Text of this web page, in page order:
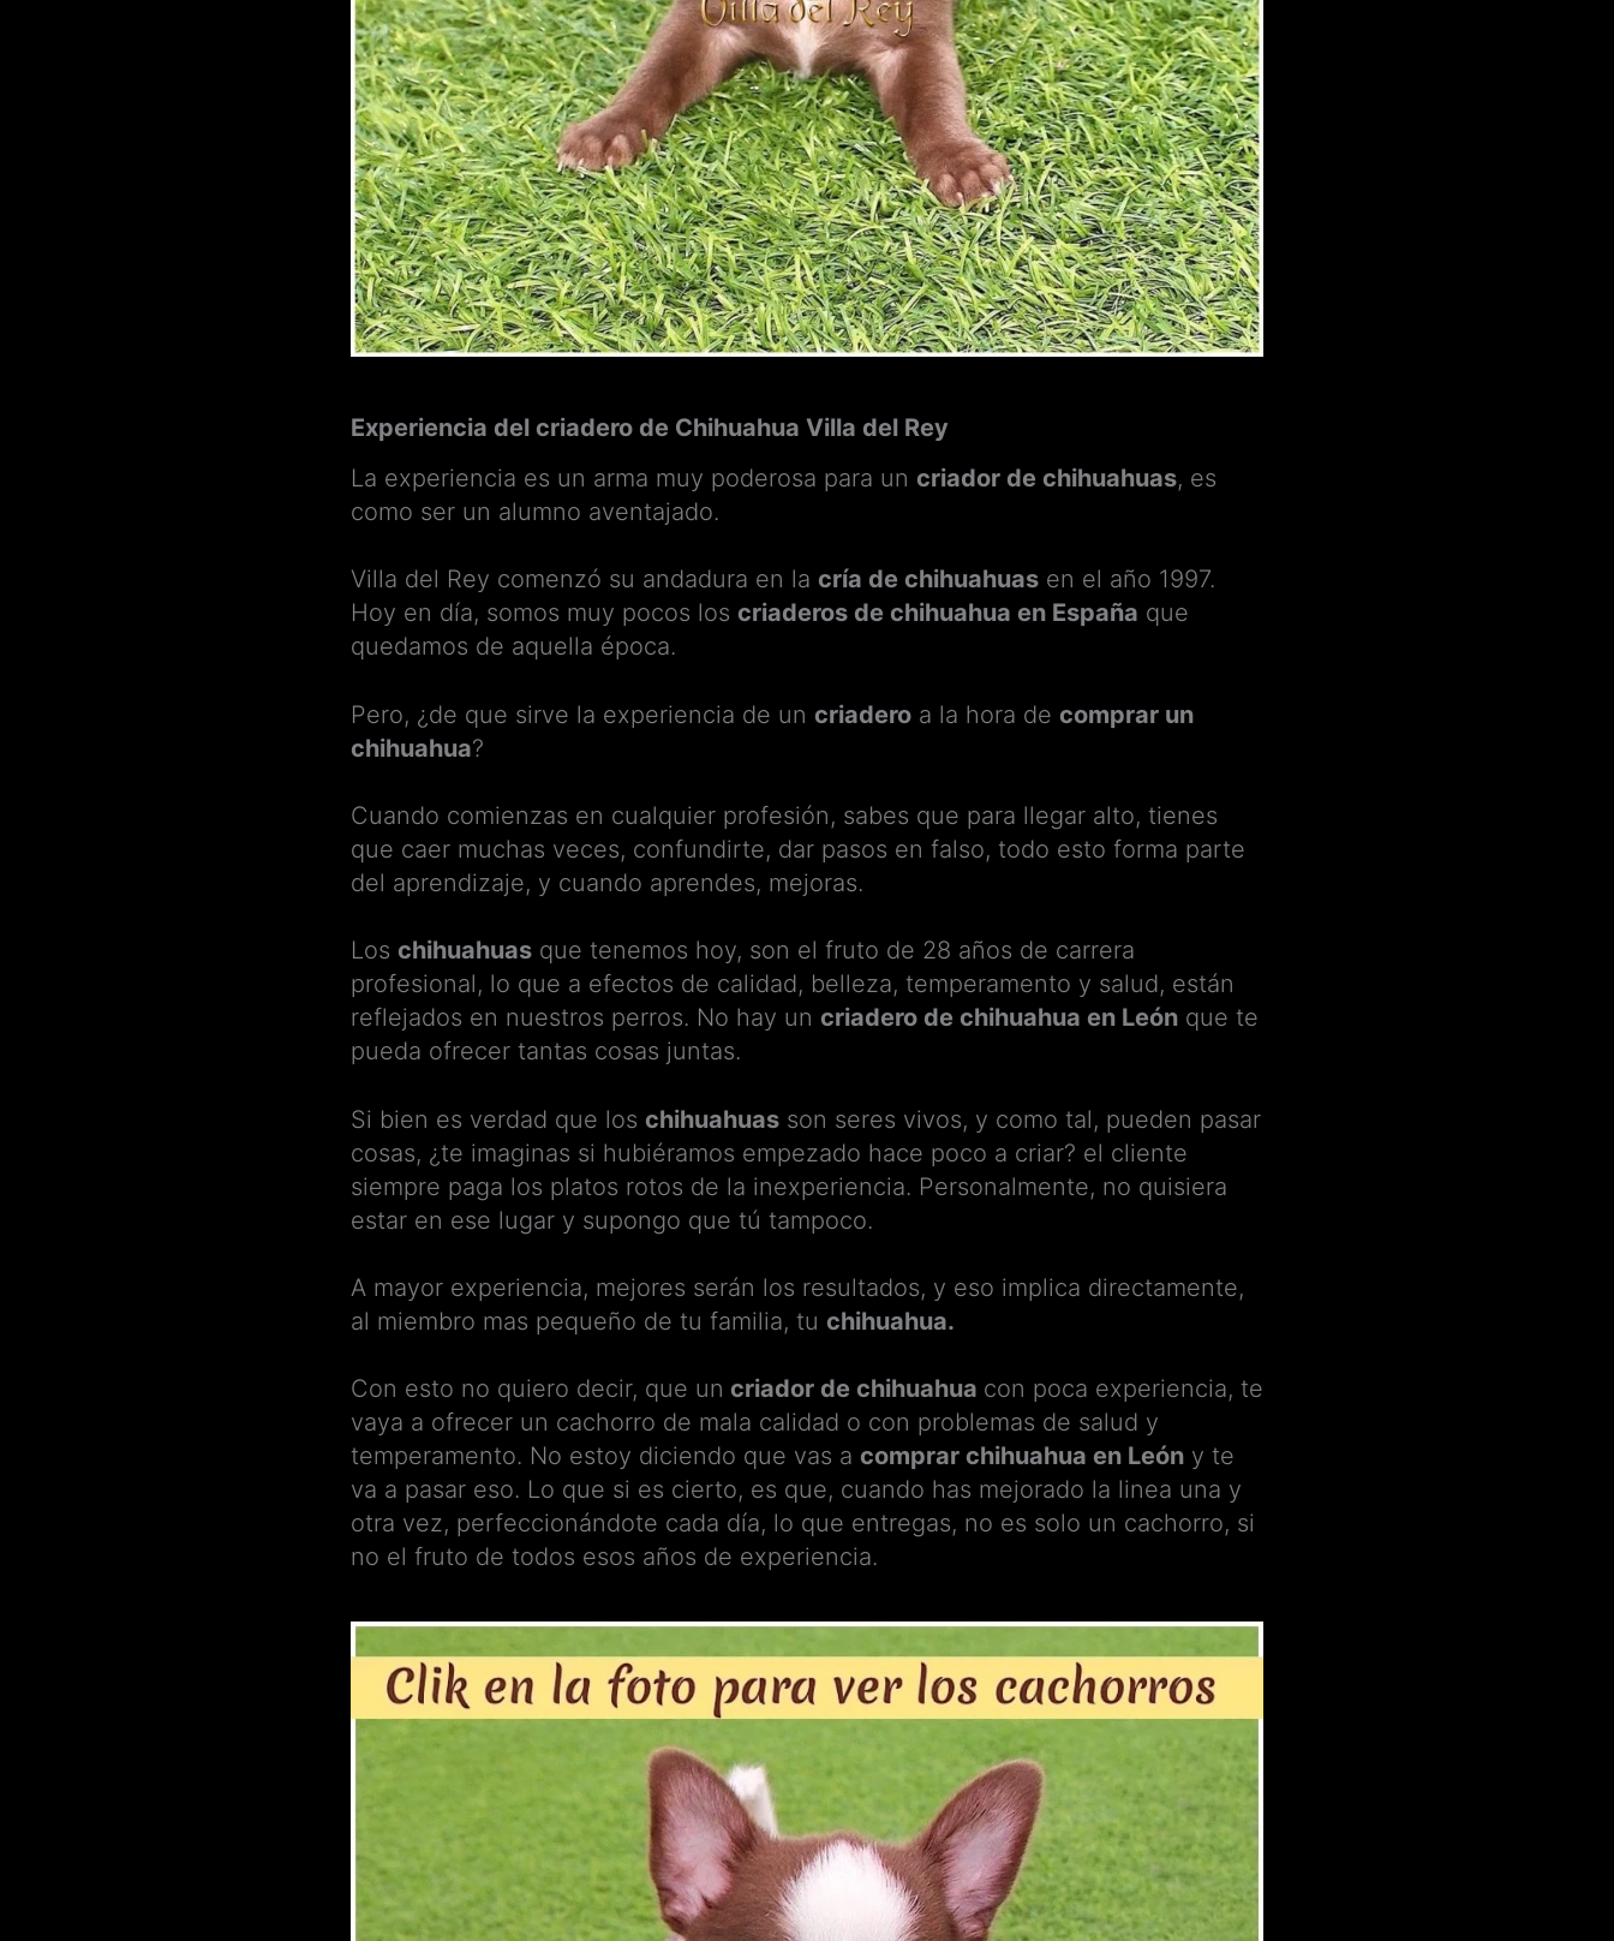
Experiencia del criadero de Chihuahua Villa del Rey
La experiencia es un arma muy poderosa para un criador de chihuahuas, es
como ser un alumno aventajado.
Villa del Rey comenzó su andadura en la cría de chihuahuas en el año 1997.
Hoy en día, somos muy pocos los criaderos de chihuahua en España que
quedamos de aquella época.
Pero, ¿de que sirve la experiencia de un criadero a la hora de comprar un
chihuahua?
Cuando comienzas en cualquier profesión, sabes que para llegar alto, tienes
que caer muchas veces, confundirte, dar pasos en falso, todo esto forma parte
del aprendizaje, y cuando aprendes, mejoras.
Los chihuahuas que tenemos hoy, son el fruto de 28 años de carrera
profesional, lo que a efectos de calidad, belleza, temperamento y salud, están
reflejados en nuestros perros. No hay un criadero de chihuahua en León que te
pueda ofrecer tantas cosas juntas.
Si bien es verdad que los chihuahuas son seres vivos, y como tal, pueden pasar
cosas, ¿te imaginas si hubiéramos empezado hace poco a criar? el cliente
siempre paga los platos rotos de la inexperiencia. Personalmente, no quisiera
estar en ese lugar y supongo que tú tampoco.
A mayor experiencia, mejores serán los resultados, y eso implica directamente,
al miembro mas pequeño de tu familia, tu chihuahua.
Con esto no quiero decir, que un criador de chihuahua con poca experiencia, te
vaya a ofrecer un cachorro de mala calidad o con problemas de salud y
temperamento. No estoy diciendo que vas a comprar chihuahua en León y te
va a pasar eso. Lo que si es cierto, es que, cuando has mejorado la linea una y
otra vez, perfeccionándote cada día, lo que entregas, no es solo un cachorro, si
no el fruto de todos esos años de experiencia.